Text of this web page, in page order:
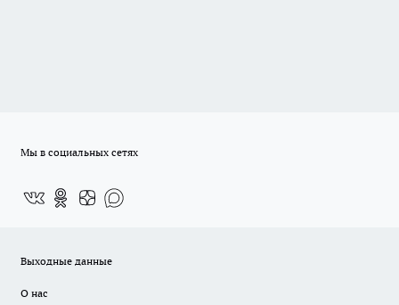
Мы в социальных сетях
Выходные данные
О нас